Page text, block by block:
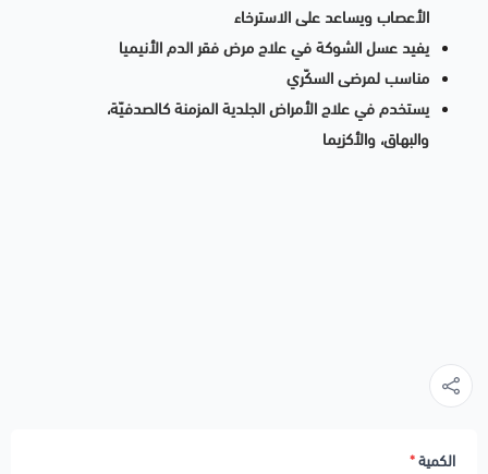
الأعصاب ويساعد على الاسترخاء
يفيد عسل الشوكة في علاج مرض فقر الدم الأنيميا
مناسب لمرضى السكّري
يستخدم في علاج الأمراض الجلدية المزمنة كالصدفيّة،
والبهاق، والأكزيما
الكمية*